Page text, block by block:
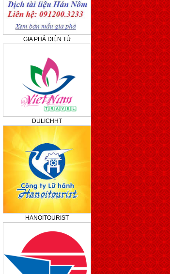
GIA PHẢ ĐIỆN TỬ
DULICHHT
HANOITOURIST